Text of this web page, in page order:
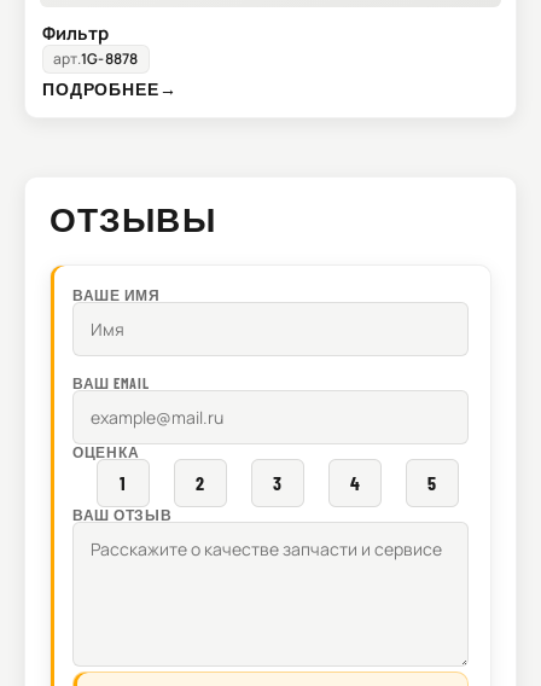
Фильтр
арт.1G-8878
ПОДРОБНЕЕ→
ОТЗЫВЫ
ВАШЕ ИМЯ
ВАШ EMAIL
ОЦЕНКА
1 2 3 4 5
ВАШ ОТЗЫВ